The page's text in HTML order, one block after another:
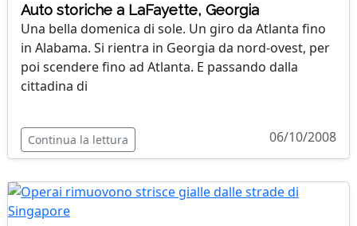
Auto storiche a LaFayette, Georgia
Una bella domenica di sole. Un giro da Atlanta fino
in Alabama. Si rientra in Georgia da nord-ovest, per
poi scendere fino ad Atlanta. E passando dalla
cittadina di
Continua la lettura 06/10/2008